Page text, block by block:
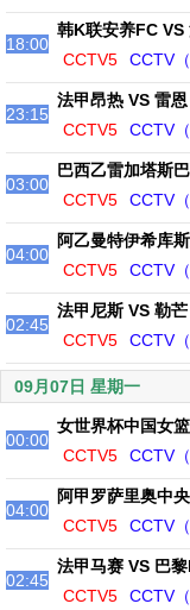
18:00
韩K联安养FC VS
CCTV5
CCTV（
23:15
法甲昂热 VS 雷恩
CCTV5
CCTV（
03:00
巴西乙雷加塔斯
CCTV5
CCTV（
04:00
阿乙曼特伊希库
CCTV5
CCTV（
02:45
法甲尼斯 VS 勒芒
CCTV5
CCTV（
09月07日 星期一
00:00
女世界杯中国女
CCTV5
CCTV（
04:00
阿甲罗萨里奥中
CCTV5
CCTV（
02:45
法甲马赛 VS 巴
CCTV5
CCTV（